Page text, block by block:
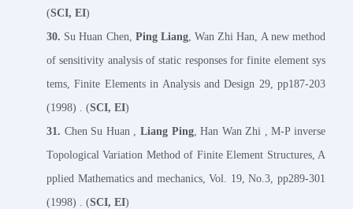
(SCI, EI)
30. Su Huan Chen, Ping Liang, Wan Zhi Han, A new method
of sensitivity analysis of static responses for finite element sys
tems, Finite Elements in Analysis and Design 29, pp187-203
(1998) . (SCI, EI)
31. Chen Su Huan , Liang Ping, Han Wan Zhi , M-P inverse
Topological Variation Method of Finite Element Structures, A
pplied Mathematics and mechanics, Vol. 19, No.3, pp289-301
(1998) . (SCI, EI)